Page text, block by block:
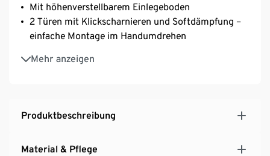
Mit höhenverstellbarem Einlegeboden
2 Türen mit Klickscharnieren und Softdämpfung –
einfache Montage im Handumdrehen
Mehr anzeigen
Mit Siphonausschnitt: passend für handelsübliche
Waschbecken
MADE IN GERMANY
Produktbeschreibung
Material & Pflege